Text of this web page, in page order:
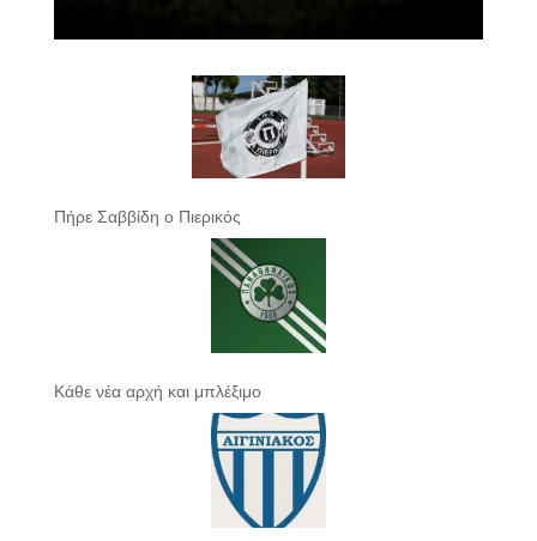
Πήρε Σαββίδη ο Πιερικός
Κάθε νέα αρχή και μπλέξιμο